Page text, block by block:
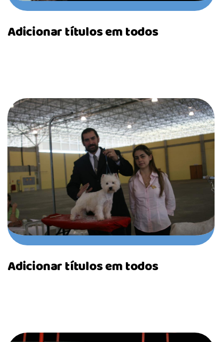
Adicionar títulos em todos
Adicionar títulos em todos